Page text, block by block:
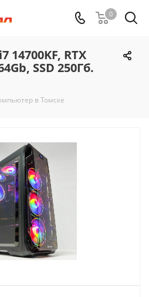
0
RTX
SSD 250Гб.
в Томске